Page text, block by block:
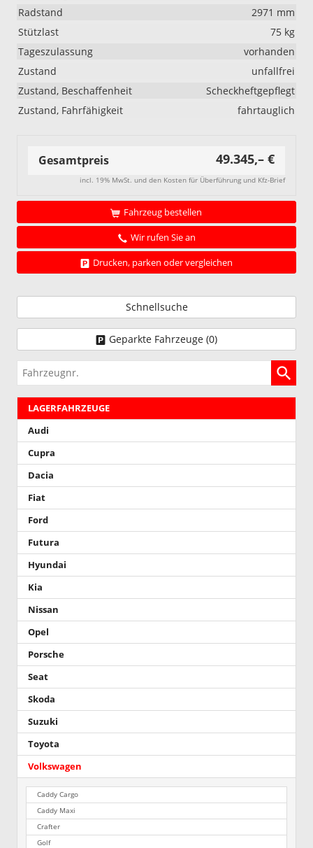
Radstand
2971 mm
Stützlast
75 kg
Tageszulassung
vorhanden
Zustand
unfallfrei
Zustand, Beschaffenheit
Scheckheftgepflegt
Zustand, Fahrfähigkeit
fahrtauglich
Gesamtpreis 49.345,– €
incl. 19% MwSt. und den Kosten für Überführung und Kfz-Brief
Fahrzeug bestellen
Wir rufen Sie an
Drucken, parken oder vergleichen
Schnellsuche
Geparkte Fahrzeuge (0)
Fahrzeugnr.
LAGERFAHRZEUGE
Audi
Cupra
Dacia
Fiat
Ford
Futura
Hyundai
Kia
Nissan
Opel
Porsche
Seat
Skoda
Suzuki
Toyota
Volkswagen
Caddy Cargo
Caddy Maxi
Crafter
Golf